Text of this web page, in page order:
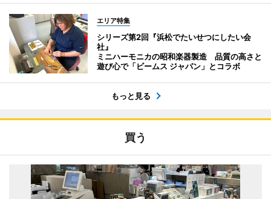
エリア特集
シリーズ第2回『浜松でたいせつにしたい会
社』
ミニハーモニカの昭和楽器製造 品質の高さと
遊び心で「ビームス ジャパン」とコラボ
もっと見る
買う